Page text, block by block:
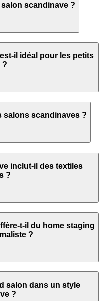
scandinave ?
il idéal pour les petits
?
salons scandinaves ?
inclut-il des textiles
?
t-il du home staging
?
salon dans un style
?